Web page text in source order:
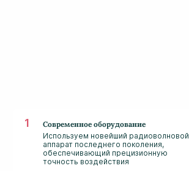
Современное оборудование
Используем новейший радиоволновой
аппарат последнего поколения,
обеспечивающий прецизионную
точность воздействия